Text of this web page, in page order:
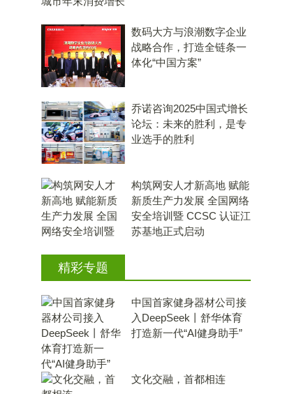
数码大方与浪潮数字企业
战略合作，打造全链条一
体化“中国方案”
乔诺咨询2025中国式增长
论坛：未来的胜利，是专
业选手的胜利
构筑网安人才新高地 赋能
新质生产力发展 全国网络
安全培训暨 CCSC 认证江
苏基地正式启动
精彩专题
中国首家健身器材公司接
入DeepSeek丨舒华体育
打造新一代“AI健身助手”
文化交融，首都相连